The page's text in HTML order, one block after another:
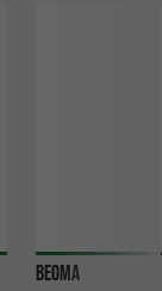
BEOMA